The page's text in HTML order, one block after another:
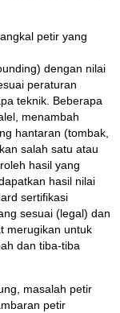
petir yang
dengan nilai
peraturan
teknik. Beberapa
menambah
hantaran (tombak,
salah satu atau
hasil yang
hasil nilai
sertifikasi
sesuai (legal) dan
merugikan untuk
dan tiba-tiba
masalah petir
petir